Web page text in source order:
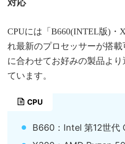
対応
CPUには「B660(INTEL版)・
れ最新のプロセッサーが搭
に合わせてお好みの製品よ
ています。
CPU
B660：Intel 第12世代